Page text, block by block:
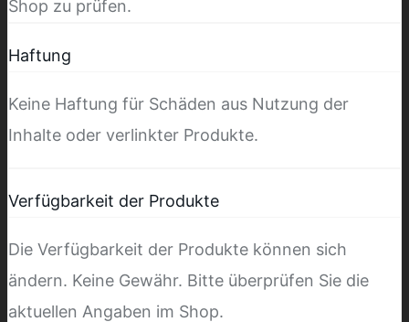
Shop zu prüfen.
Haftung
Keine Haftung für Schäden aus Nutzung der
Inhalte oder verlinkter Produkte.
Verfügbarkeit der Produkte
Die Verfügbarkeit der Produkte können sich
ändern. Keine Gewähr. Bitte überprüfen Sie die
aktuellen Angaben im Shop.